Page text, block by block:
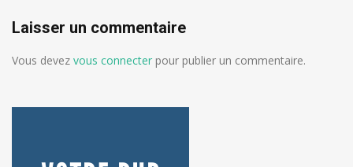
Laisser un commentaire
Vous devez vous connecter pour publier un commentaire.